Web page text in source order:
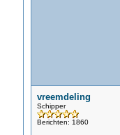
vreemdeling
Schipper
Berichten: 1860